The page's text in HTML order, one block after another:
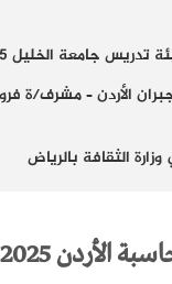
جامعة الخليل 2025
الأردن – مشرف/ة
الثقافة بالرياض
الأردن 2025